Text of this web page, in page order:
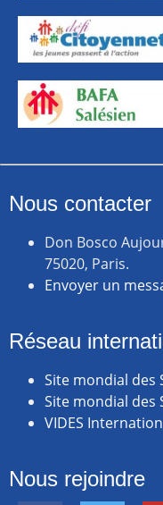
Nous contacter
Don Bosco
75020, Paris.
Envoyer un
Réseau
Site mondial des
Site mondial des
VIDES
Nous rejoindre